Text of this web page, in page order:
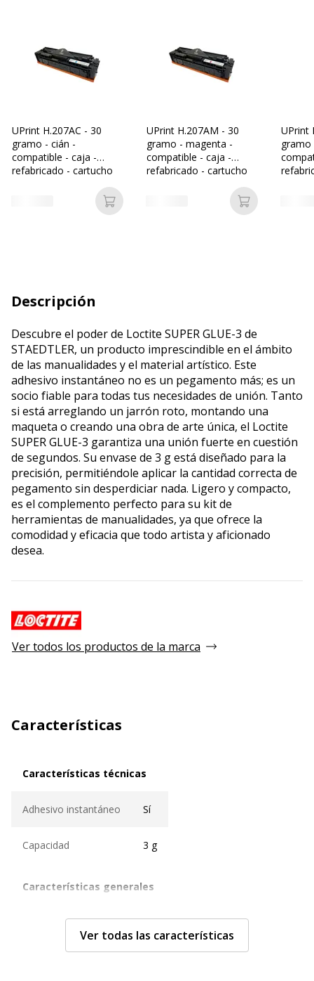
UPrint H.207AC - 30
gramo - cián -
compatible - caja -
refabricado - cartucho
Añadir a la cesta
UPrint H.207AM - 30
gramo - magenta -
compatible - caja -
refabricado - cartucho
Añadir a la
UPrint
gramo
Descripción
Descubre el poder de Loctite SUPER GLUE-3 de
STAEDTLER, un producto imprescindible en el ámbito
de las manualidades y el material artístico. Este
adhesivo instantáneo no es un pegamento más; es un
socio fiable para todas tus necesidades de unión. Tanto
si está arreglando un jarrón roto, montando una
maqueta o creando una obra de arte única, el Loctite
SUPER GLUE-3 garantiza una unión fuerte en cuestión
de segundos. Su envase de 3 g está diseñado para la
precisión, permitiéndole aplicar la cantidad correcta de
pegamento sin desperdiciar nada. Ligero y compacto,
es el complemento perfecto para su kit de
herramientas de manualidades, ya que ofrece la
comodidad y eficacia que todo artista y aficionado
desea.
Ver todos los productos de la marca
Características
Características técnicas
Adhesivo instantáneo Sí
Capacidad 3 g
Características generales
Cantidad incluida 1
Ver todas las características